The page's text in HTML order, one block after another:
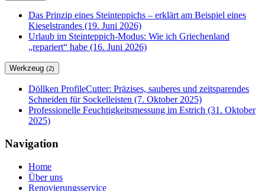
Das Prinzip eines Steinteppichs – erklärt am Beispiel eines
Kieselstrandes (19. Juni 2026)
Urlaub im Steinteppich-Modus: Wie ich Griechenland
„repariert“ habe (16. Juni 2026)
Werkzeug (2)
Döllken ProfileCutter: Präzises, sauberes und zeitsparendes
Schneiden für Sockelleisten (7. Oktober 2025)
Professionelle Feuchtigkeitsmessung im Estrich (31. Oktober
2025)
Navigation
Home
Über uns
Renovierungsservice